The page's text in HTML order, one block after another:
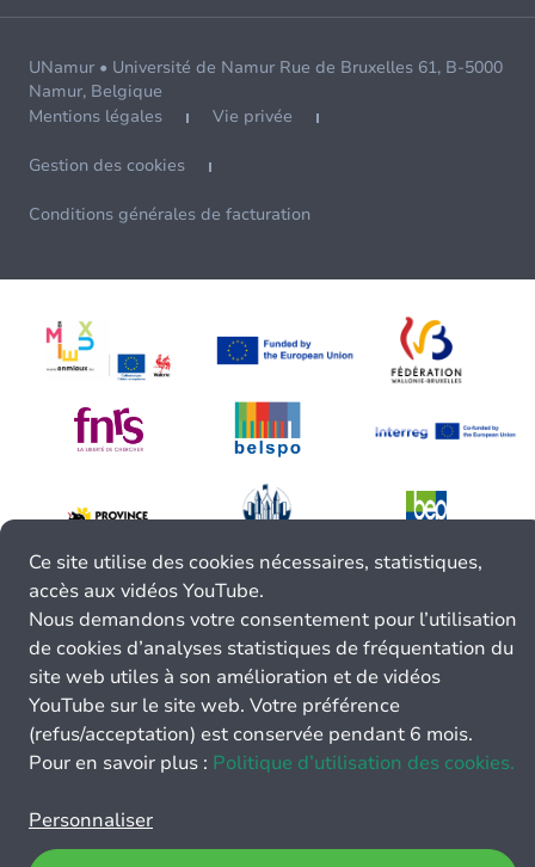
UNamur • Université de Namur Rue de Bruxelles 61, B-5000
Namur, Belgique
Mentions légales
Vie privée
Gestion des cookies
Conditions générales de facturation
Ce site utilise des cookies nécessaires, statistiques,
accès aux vidéos YouTube.
Nous demandons votre consentement pour l’utilisation
de cookies d’analyses statistiques de fréquentation du
site web utiles à son amélioration et de vidéos
YouTube sur le site web. Votre préférence
(refus/acceptation) est conservée pendant 6 mois.
Pour en savoir plus : Politique d’utilisation des cookies.
Personnaliser